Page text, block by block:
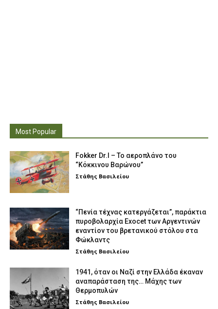
Most Popular
Fokker Dr.I – To αεροπλάνο του
“Κόκκινου Βαρώνου”
Στάθης Βασιλείου
“Πενία τέχνας κατεργάζεται”, παράκτια
πυροβολαρχία Exocet των Αργεντινών
εναντίον του βρετανικού στόλου στα
Φώκλαντς
Στάθης Βασιλείου
1941, όταν οι Ναζί στην Ελλάδα έκαναν
αναπαράσταση της… Μάχης των
Θερμοπυλών
Στάθης Βασιλείου